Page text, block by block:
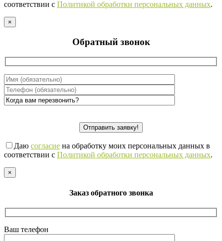
соответствии с Политикой обработки персональных данных.
×
Обратный звонок
Даю согласие на обработку моих персональных данных в
соответствии с Политикой обработки персональных данных.
×
Заказ обратного звонка
Ваш телефон